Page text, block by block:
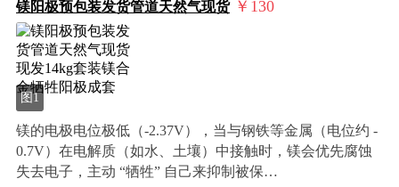
镁阳极预包装发货管道天然气现货 ￥130
图1
镁的电极电位极低（-2.37V），当与钢铁等金属（电位约 -
0.7V）在电解质（如水、土壤）中接触时，镁会优先腐蚀
失去电子，主动 “牺牲” 自己来抑制被保…